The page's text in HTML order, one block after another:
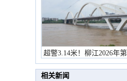
超警3.14米！柳江2026年
市民在堤岸见证
相关新闻